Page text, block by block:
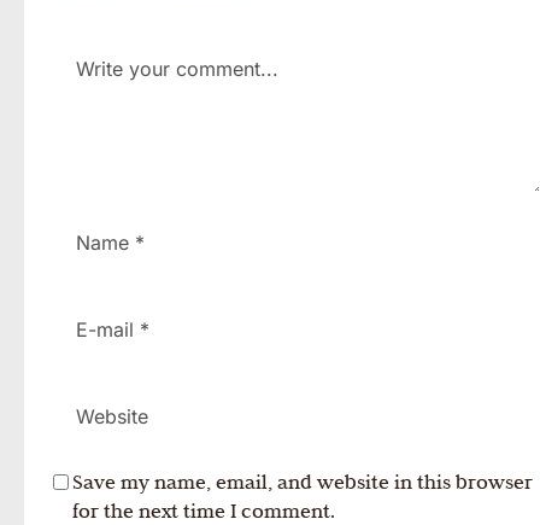
Save my name, email, and website in this browser
for the next time I comment.